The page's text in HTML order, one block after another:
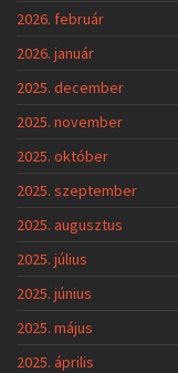
2026. február
2026. január
2025. december
2025. november
2025. október
2025. szeptember
2025. augusztus
2025. július
2025. június
2025. május
2025. április